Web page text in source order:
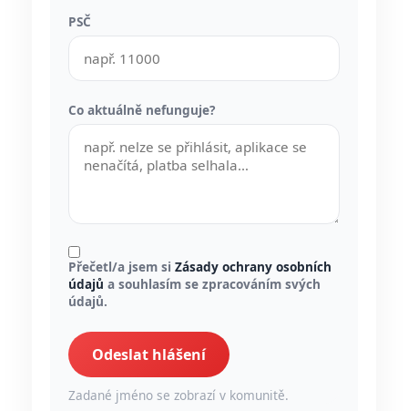
PSČ
Co aktuálně nefunguje?
Přečetl/a jsem si Zásady ochrany osobních
údajů a souhlasím se zpracováním svých
údajů.
Odeslat hlášení
Zadané jméno se zobrazí v komunitě.